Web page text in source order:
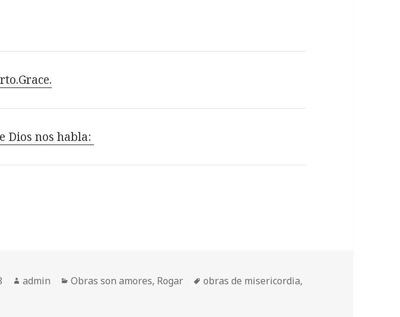
Dios nos habla:
Autor
admin Categorías
Obras son amores, Rogar Etiquetas
obras de misericordia,